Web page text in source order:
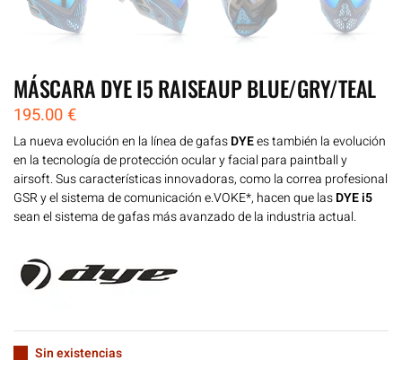
MÁSCARA DYE I5 RAISEAUP BLUE/GRY/TEAL
195.00€
La nueva evolución en la línea de gafasDYEes también la evolución
en la tecnología de protección ocular y facial para paintball y
airsoft. Sus características innovadoras, como la correa profesional
GSR y el sistema de comunicación e.VOKE*, hacen que lasDYE i5
sean el sistema de gafas más avanzado de la industria actual.
Sin existencias